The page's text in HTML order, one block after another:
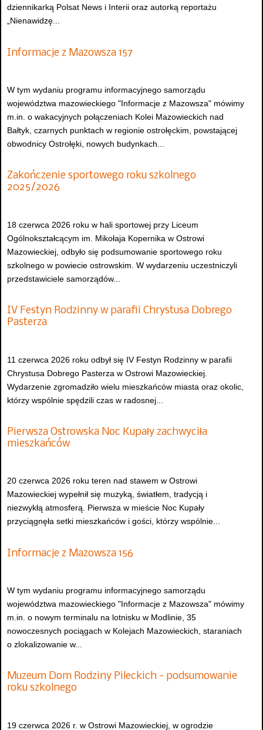
dziennikarką Polsat News i Interii oraz autorką reportażu
„Nienawidzę...
Informacje z Mazowsza 157
W tym wydaniu programu informacyjnego samorządu
województwa mazowieckiego "Informacje z Mazowsza" mówimy
m.in. o wakacyjnych połączeniach Kolei Mazowieckich nad
Bałtyk, czarnych punktach w regionie ostrołęckim, powstającej
obwodnicy Ostrołęki, nowych budynkach...
Zakończenie sportowego roku szkolnego
2025/2026
18 czerwca 2026 roku w hali sportowej przy Liceum
Ogólnokształcącym im. Mikołaja Kopernika w Ostrowi
Mazowieckiej, odbyło się podsumowanie sportowego roku
szkolnego w powiecie ostrowskim. W wydarzeniu uczestniczyli
przedstawiciele samorządów...
IV Festyn Rodzinny w parafii Chrystusa Dobrego
Pasterza
11 czerwca 2026 roku odbył się IV Festyn Rodzinny w parafii
Chrystusa Dobrego Pasterza w Ostrowi Mazowieckiej.
Wydarzenie zgromadziło wielu mieszkańców miasta oraz okolic,
którzy wspólnie spędzili czas w radosnej...
Pierwsza Ostrowska Noc Kupały zachwyciła
mieszkańców
20 czerwca 2026 roku teren nad stawem w Ostrowi
Mazowieckiej wypełnił się muzyką, światłem, tradycją i
niezwykłą atmosferą. Pierwsza w mieście Noc Kupały
przyciągnęła setki mieszkańców i gości, którzy wspólnie...
Informacje z Mazowsza 156
W tym wydaniu programu informacyjnego samorządu
województwa mazowieckiego "Informacje z Mazowsza" mówimy
m.in. o nowym terminalu na lotnisku w Modlinie, 35
nowoczesnych pociągach w Kolejach Mazowieckich, staraniach
o zlokalizowanie w...
Muzeum Dom Rodziny Pileckich - podsumowanie
roku szkolnego
19 czerwca 2026 r. w Ostrowi Mazowieckiej, w ogrodzie